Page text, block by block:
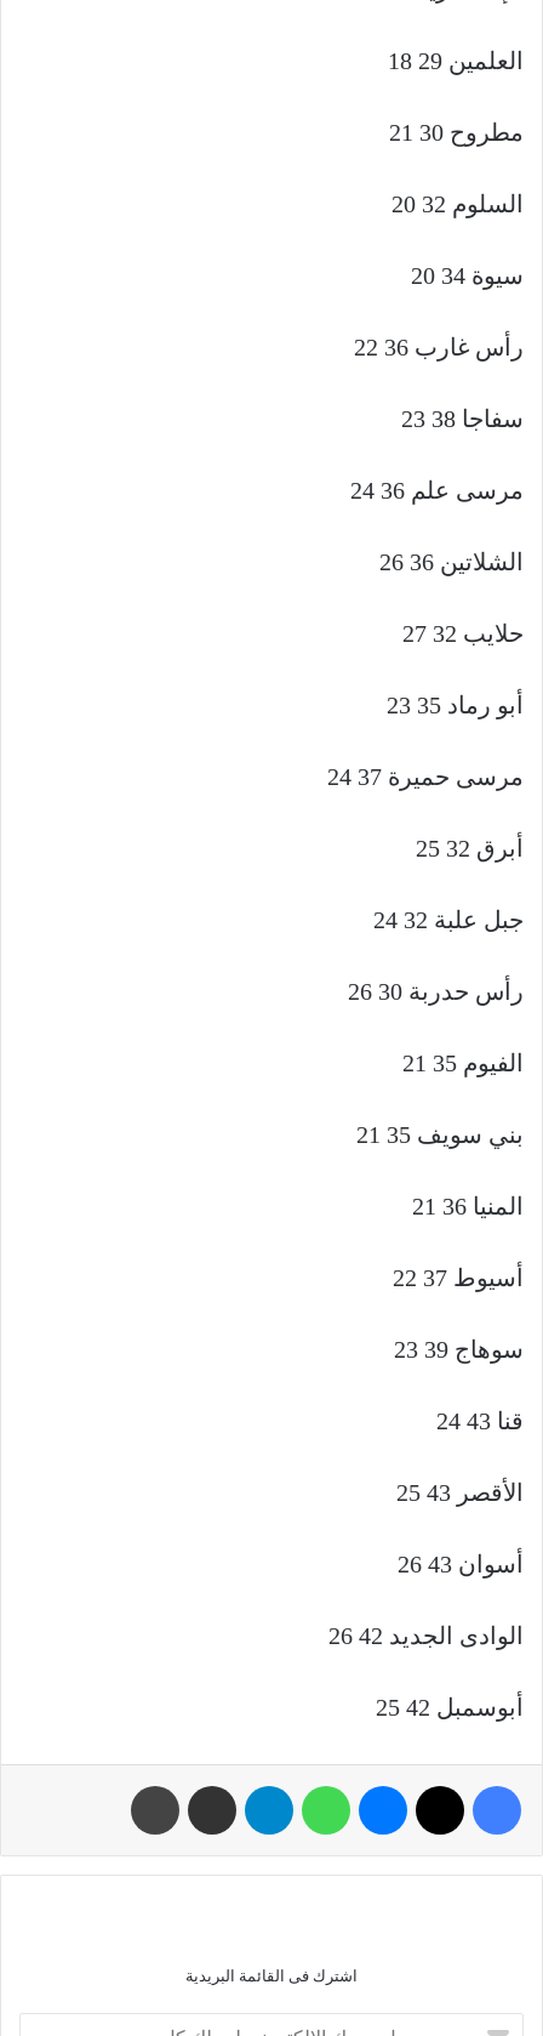
العلمين 29 18
مطروح 30 21
السلوم 32 20
سيوة 34 20
رأس غارب 36 22
سفاجا 38 23
مرسى علم 36 24
الشلاتين 36 26
حلايب 32 27
أبو رماد 35 23
مرسى حميرة 37 24
أبرق 32 25
جبل علبة 32 24
رأس حدربة 30 26
الفيوم 35 21
بني سويف 35 21
المنيا 36 21
أسيوط 37 22
سوهاج 39 23
قنا 43 24
الأقصر 43 25
أسوان 43 26
الوادى الجديد 42 26
أبوسمبل 42 25
اشترك فى القائمة البريدية